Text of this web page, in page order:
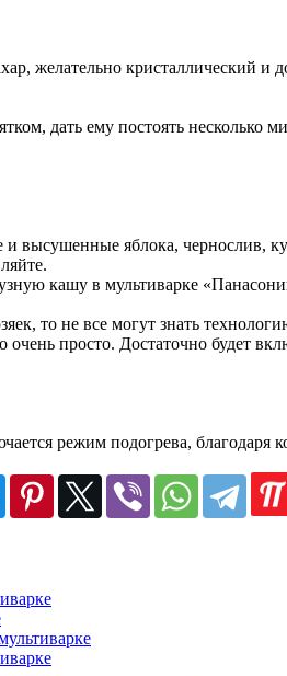
желательно кристаллический и
дать ему постоять несколько
высушенные яблока, чернослив,
кашу в мультиварке
то не все могут знать
просто. Достаточно будет
режим подогрева, благодаря